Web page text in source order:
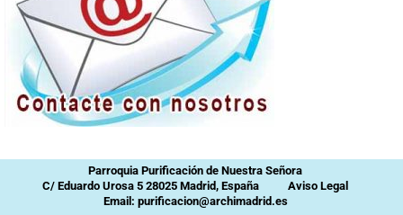
Parroquia Purificación de Nuestra Señora
C/ Eduardo Urosa 5 28025 Madrid, España
Aviso Legal
Email: purificacion@archimadrid.es